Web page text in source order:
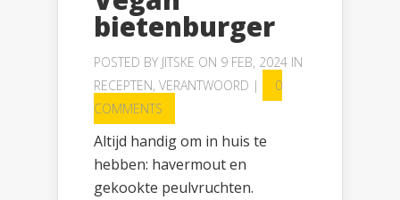
bietenburger
POSTED BY JITSKE ON 9 FEB, 2024 IN
RECEPTEN, VERANTWOORD |
0
COMMENTS
Altijd handig om in huis te
hebben: havermout en
gekookte peulvruchten.